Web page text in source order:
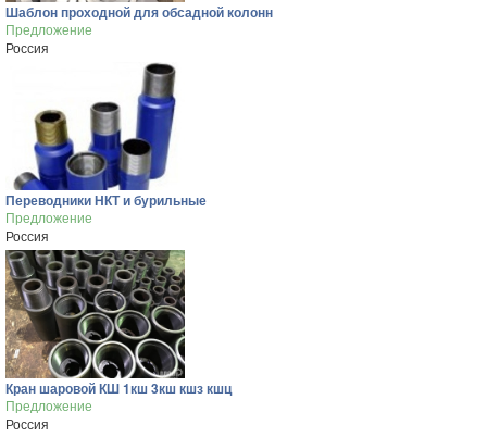
Шаблон проходной для обсадной колонн
Предложение
Россия
Переводники НКТ и бурильные
Предложение
Россия
Кран шаровой КШ 1кш 3кш кшз кшц
Предложение
Россия